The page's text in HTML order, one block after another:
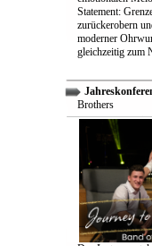
Statement:
zurückerobern
moderner
gleichzeitig zum
Brothers